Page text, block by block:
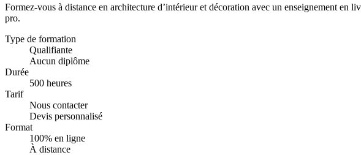
Formez-vous à distance en architecture d’intérieur et décoration avec un enseignement en
pro.
Type de formation
Qualifiante
Aucun diplôme
Durée
500 heures
Tarif
Nous contacter
Devis personnalisé
Format
100% en ligne
À distance